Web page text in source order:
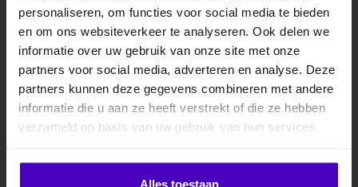
personaliseren, om functies voor social media te bieden
en om ons websiteverkeer te analyseren. Ook delen we
informatie over uw gebruik van onze site met onze
partners voor social media, adverteren en analyse. Deze
partners kunnen deze gegevens combineren met andere
informatie die u aan ze heeft verstrekt of die ze hebben
verzameld op basis van uw gebruik van hun services.
Alles toestaan
MELD JE AAN VOOR
10% KORTING
.